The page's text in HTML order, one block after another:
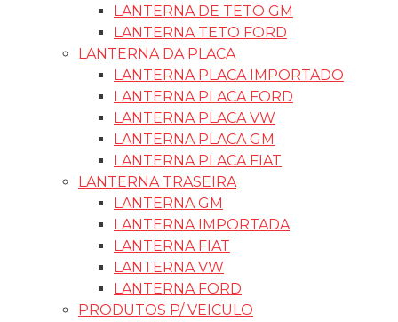
LANTERNA DE TETO GM
LANTERNA TETO FORD
LANTERNA DA PLACA
LANTERNA PLACA IMPORTADO
LANTERNA PLACA FORD
LANTERNA PLACA VW
LANTERNA PLACA GM
LANTERNA PLACA FIAT
LANTERNA TRASEIRA
LANTERNA GM
LANTERNA IMPORTADA
LANTERNA FIAT
LANTERNA VW
LANTERNA FORD
PRODUTOS P/ VEICULO